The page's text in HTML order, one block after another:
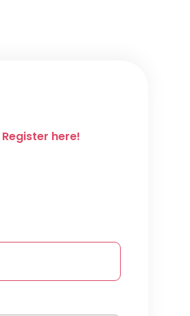
Register here!